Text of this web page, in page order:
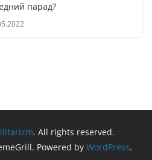
парад?
. All rights reserved.
Powered by WordPress.